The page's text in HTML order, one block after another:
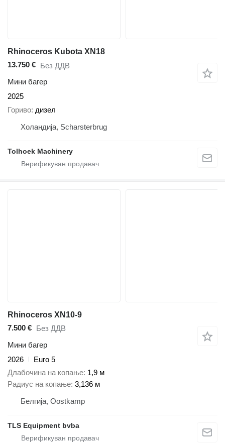
Rhinoceros Kubota XN18
13.750 € Без ДДВ
Мини багер
2025
Гориво дизел
Холандија, Scharsterbrug
Tolhoek Machinery
Rhinoceros XN10-9
7.500 € Без ДДВ
Мини багер
2026
Euro 5
Длабочина на копање 1,9 м
Радиус на копање 3,136 м
Белгија, Oostkamp
TLS Equipment bvba